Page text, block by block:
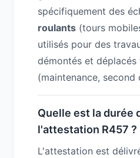
spécifiquement des
roulants (tours
utilisés pour des
démontés et déplacés
(maintenance,
Quelle est la durée
l'attestation R457 ?
L'attestation est